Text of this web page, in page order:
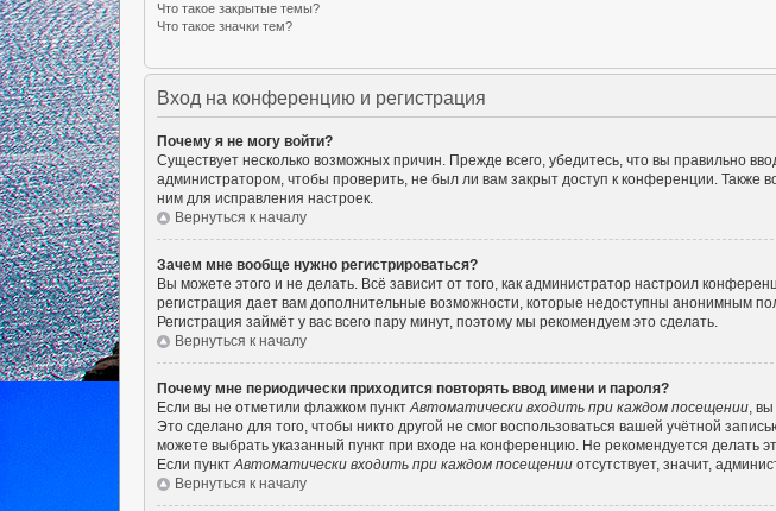
Что такое закрытые темы?
Что такое значки тем?
Вход на конференцию и регистрация
Почему я не могу войти?
Существует несколько возможных причин. Прежде всего, убедитесь, что вы правильно
администратором, чтобы проверить, не был ли вам закрыт доступ к конференции.
ним для исправления настроек.
Вернуться к началу
Зачем мне вообще нужно регистрироваться?
Вы можете этого и не делать. Всё зависит от того, как администратор настроил
регистрация дает вам дополнительные возможности, которые недоступны анонимным
Регистрация займёт у вас всего пару минут, поэтому мы рекомендуем это сделать.
Вернуться к началу
Почему мне периодически приходится повторять ввод имени и пароля?
Если вы не отметили флажком пунктАвтоматически входить при каждом посещении,
Это сделано для того, чтобы никто другой не смог воспользоваться вашей учётной
можете выбрать указанный пункт при входе на конференцию. Не рекомендуется делать
Если пунктАвтоматически входить при каждом посещении отсутствует, значит,
Вернуться к началу